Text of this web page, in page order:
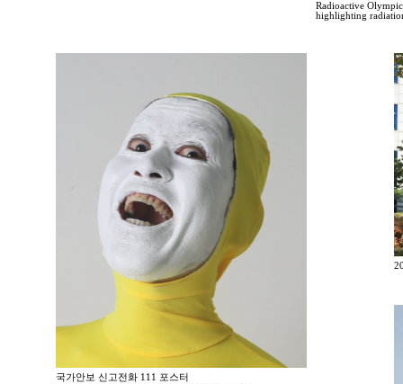
Radioactive
highlighting
국가안보 신고전화 111 포스터